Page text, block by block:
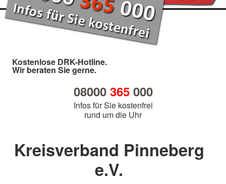
Kostenlose DRK-Hotline.
Wir beraten Sie gerne.
08000 365000
Infos für Sie kostenfrei
rund um die Uhr
Kreisverband Pinneberg
e.V.